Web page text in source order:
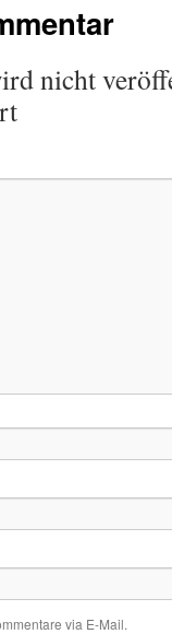
nicht
via E-Mail.